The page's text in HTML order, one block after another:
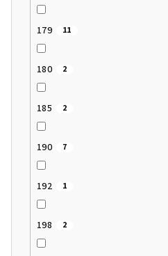
179 11
180 2
185 2
190 7
192 1
198 2